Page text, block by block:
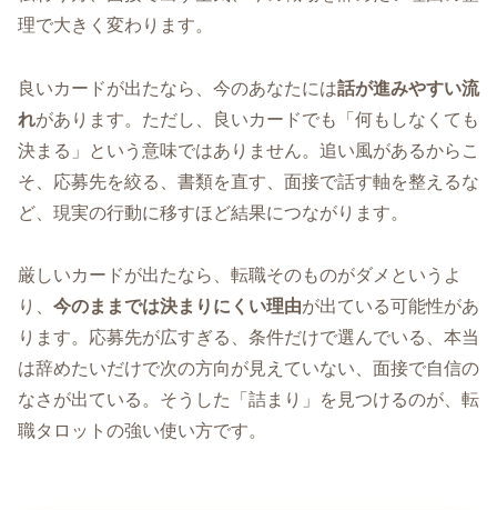
理で大きく変わります。
良いカードが出たなら、今のあなたには話が進みやすい流
れがあります。ただし、良いカードでも「何もしなくても
決まる」という意味ではありません。追い風があるからこ
そ、応募先を絞る、書類を直す、面接で話す軸を整えるな
ど、現実の行動に移すほど結果につながります。
厳しいカードが出たなら、転職そのものがダメというよ
り、 今のままでは決まりにくい理由が出ている可能性があ
ります。応募先が広すぎる、条件だけで選んでいる、本当
は辞めたいだけで次の方向が見えていない、面接で自信の
なさが出ている。そうした「詰まり」を見つけるのが、転
職タロットの強い使い方です。